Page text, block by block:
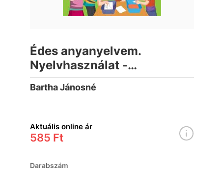
Édes anyanyelvem.
Nyelvhasználat -
szövegalkotás
munkatankönyv 3. II. kötet
Bartha Jánosné
Aktuális online ár
585 Ft
Darabszám